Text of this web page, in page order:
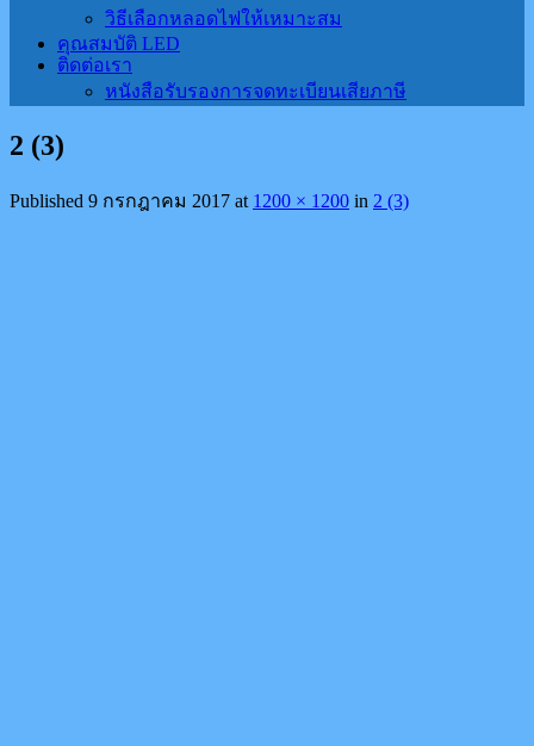
วิธีเลือกหลอดไฟให้เหมาะสม
คุณสมบัติ LED
ติดต่อเรา
หนังสือรับรองการจดทะเบียนเสียภาษี
2 (3)
Published 9 กรกฎาคม 2017 at 1200 × 1200 in 2 (3)